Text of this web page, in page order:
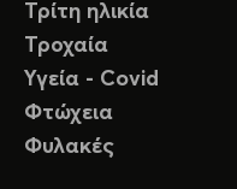
Τρίτη ηλικία
Τροχαία
Υγεία - Covid
Φτώχεια
Φυλακές